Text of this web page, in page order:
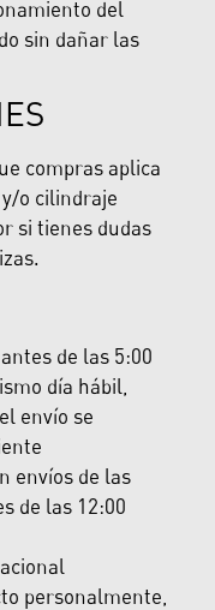
del
sin dañar las
compras aplica
o cilindraje
si tienes dudas
de las 5:00
día hábil,
envío se
envíos de las
de las 12:00
personalmente,